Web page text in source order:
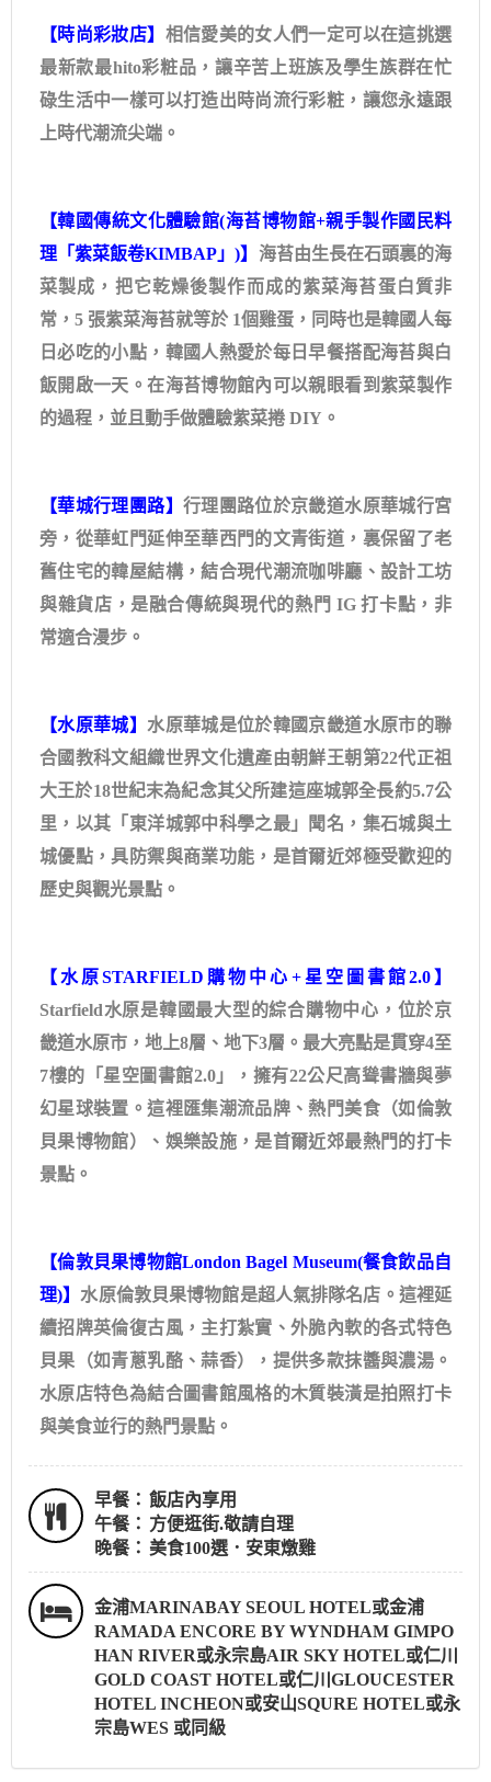
【時尚彩妝店】 相信愛美的女人們一定可以在這挑選
最新款最hito彩粧品，讓辛苦上班族及學生族群在忙
碌生活中一樣可以打造出時尚流行彩粧，讓您永遠跟
上時代潮流尖端。
【韓國傳統文化體驗館(海苔博物館+親手製作國民料
理「紫菜飯卷KIMBAP」)】 海苔由生長在石頭裏的海
菜製成，把它乾燥後製作而成的紫菜海苔蛋白質非
常，5 張紫菜海苔就等於 1個雞蛋，同時也是韓國人每
日必吃的小點，韓國人熱愛於每日早餐搭配海苔與白
飯開啟一天。在海苔博物館內可以親眼看到紫菜製作
的過程，並且動手做體驗紫菜捲 DIY。
【華城行理團路】 行理團路位於京畿道水原華城行宮
旁，從華虹門延伸至華西門的文青街道，裏保留了老
舊住宅的韓屋結構，結合現代潮流咖啡廳、設計工坊
與雜貨店，是融合傳統與現代的熱門 IG 打卡點，非
常適合漫步。
【水原華城】 水原華城是位於韓國京畿道水原市的聯
合國教科文組織世界文化遺產由朝鮮王朝第22代正祖
大王於18世紀末為紀念其父所建這座城郭全長約5.7公
里，以其「東洋城郭中科學之最」聞名，集石城與土
城優點，具防禦與商業功能，是首爾近郊極受歡迎的
歷史與觀光景點。
【水原STARFIELD購物中心+星空圖書館2.0】
Starfield水原是韓國最大型的綜合購物中心，位於京
畿道水原市，地上8層、地下3層。最大亮點是貫穿4至
7樓的「星空圖書館2.0」，擁有22公尺高聳書牆與夢
幻星球裝置。這裡匯集潮流品牌、熱門美食（如倫敦
貝果博物館）、娛樂設施，是首爾近郊最熱門的打卡
景點。
【倫敦貝果博物館London Bagel Museum(餐食飲品自
理)】 水原倫敦貝果博物館是超人氣排隊名店。這裡延
續招牌英倫復古風，主打紮實、外脆內軟的各式特色
貝果（如青蔥乳酪、蒜香），提供多款抹醬與濃湯。
水原店特色為結合圖書館風格的木質裝潢是拍照打卡
與美食並行的熱門景點。
早餐： 飯店內享用
午餐： 方便逛街.敬請自理
晚餐： 美食100選．安東燉雞
金浦MARINABAY SEOUL HOTEL或金浦
RAMADA ENCORE BY WYNDHAM GIMPO
HAN RIVER或永宗島AIR SKY HOTEL或仁川
GOLD COAST HOTEL或仁川GLOUCESTER
HOTEL INCHEON或安山SQURE HOTEL或永
宗島WES 或同級